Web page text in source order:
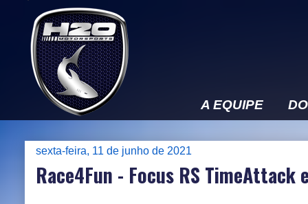
A EQUIPE
sexta-feira, 11 de junho de 2021
Race4Fun - Focus RS TimeAttack